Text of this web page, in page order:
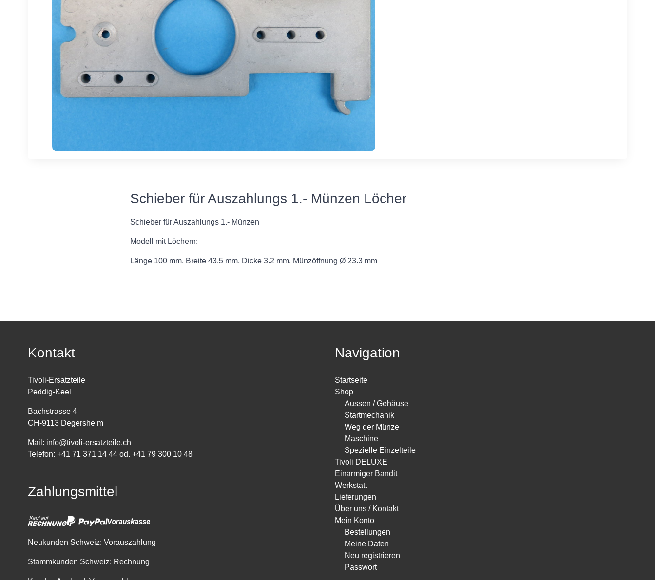
Schieber für Auszahlungs 1.- Münzen Löcher
Schieber für Auszahlungs 1.- Münzen
Modell mit Löchern:
Länge 100 mm, Breite 43.5 mm, Dicke 3.2 mm, Münzöffnung Ø 23.3 mm
Kontakt
Tivoli-Ersatzteile
Peddig-Keel
Bachstrasse 4
CH-9113 Degersheim
Mail: info@tivoli-ersatzteile.ch
Telefon: +41 71 371 14 44 od. +41 79 300 10 48
Zahlungsmittel
Neukunden Schweiz: Vorauszahlung
Stammkunden Schweiz: Rechnung
Navigation
Startseite
Shop
Aussen / Gehäuse
Startmechanik
Weg der Münze
Maschine
Spezielle Einzelteile
Tivoli DELUXE
Einarmiger Bandit
Werkstatt
Lieferungen
Über uns / Kontakt
Mein Konto
Bestellungen
Meine Daten
Neu registrieren
Passwort